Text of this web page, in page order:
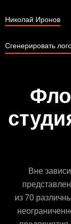
Николай Иронов
Сгенерировать
Вне
из 70